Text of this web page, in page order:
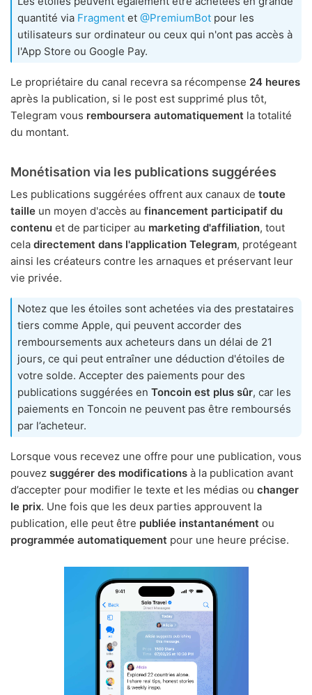
quantité via Fragment et @PremiumBot pour les
utilisateurs sur ordinateur ou ceux qui n'ont pas accès à
l'App Store ou Google Pay.
Le propriétaire du canal recevra sa récompense 24 heures
après la publication, si le post est supprimé plus tôt,
Telegram vous remboursera automatiquement la totalité
du montant.
Monétisation via les publications suggérées
Les publications suggérées offrent aux canaux de toute
taille un moyen d'accès au financement participatif du
contenu et de participer au marketing d'affiliation, tout
cela directement dans l'application Telegram, protégeant
ainsi les créateurs contre les arnaques et préservant leur
vie privée.
Notez que les étoiles sont achetées via des prestataires
tiers comme Apple, qui peuvent accorder des
remboursements aux acheteurs dans un délai de 21
jours, ce qui peut entraîner une déduction d'étoiles de
votre solde. Accepter des paiements pour des
publications suggérées en Toncoin est plus sûr, car les
paiements en Toncoin ne peuvent pas être remboursés
par l’acheteur.
Lorsque vous recevez une offre pour une publication, vous
pouvez suggérer des modifications à la publication avant
d’accepter pour modifier le texte et les médias ou changer
le prix. Une fois que les deux parties approuvent la
publication, elle peut être publiée instantanément ou
programmée automatiquement pour une heure précise.